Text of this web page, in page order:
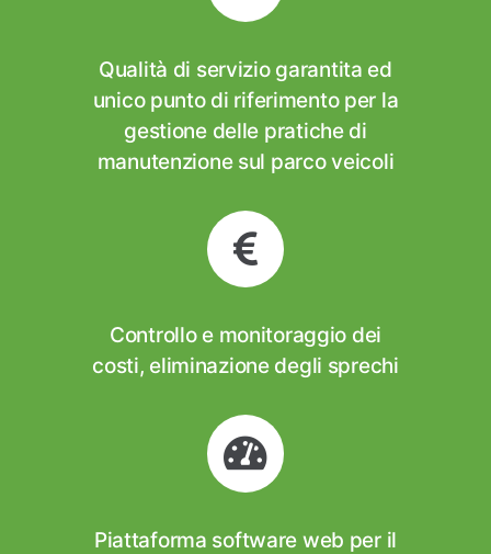
Qualità di servizio garantita ed
unico punto di riferimento per la
gestione delle pratiche di
manutenzione sul parco veicoli
Controllo e monitoraggio dei
costi, eliminazione degli sprechi
Piattaforma software web per il